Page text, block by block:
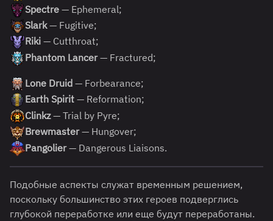
Spectre — Ephemeral;
Slark— Fugitive;
Riki — Cutthroat;
Phantom Lancer— Fractured;
Lone Druid — Forbearance;
Earth Spirit — Reformation;
Clinkz— Trial by Pyre;
Brewmaster— Hungover;
Pangolier— Dangerous Liaisons.
Подобные аспекты служат временным решением,
поскольку большинство этих героев подверглись
глубокой переработке или еще будут переработаны.